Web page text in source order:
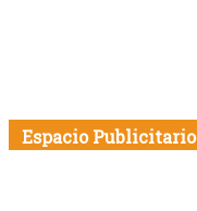
Espacio Publicitario